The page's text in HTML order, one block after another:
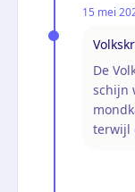
15 mei
De
schijn
terwijl